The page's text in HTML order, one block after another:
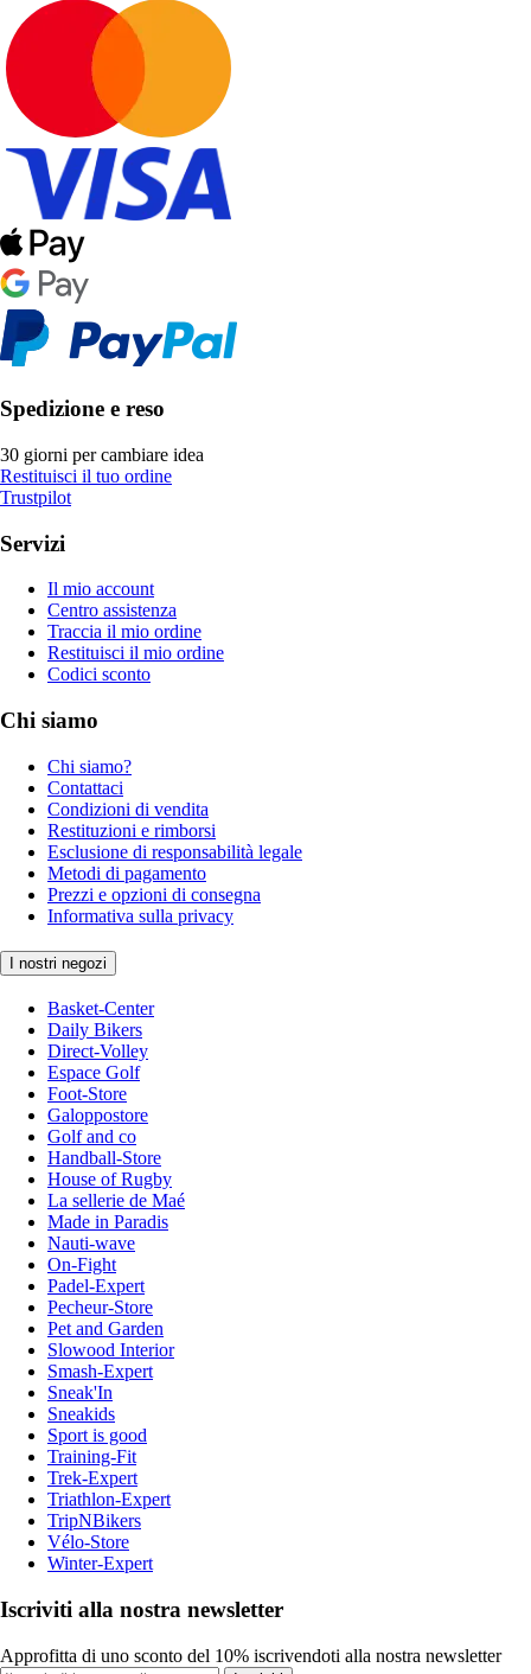
Spedizione e reso
30 giorni per cambiare idea
Restituisci il tuo ordine
Trustpilot
Servizi
Il mio account
Centro assistenza
Traccia il mio ordine
Restituisci il mio ordine
Codici sconto
Chi siamo
Chi siamo?
Contattaci
Condizioni di vendita
Restituzioni e rimborsi
Esclusione di responsabilità legale
Metodi di pagamento
Prezzi e opzioni di consegna
Informativa sulla privacy
I nostri negozi
Basket-Center
Daily Bikers
Direct-Volley
Espace Golf
Foot-Store
Galoppostore
Golf and co
Handball-Store
House of Rugby
La sellerie de Maé
Made in Paradis
Nauti-wave
On-Fight
Padel-Expert
Pecheur-Store
Pet and Garden
Slowood Interior
Smash-Expert
Sneak'In
Sneakids
Sport is good
Training-Fit
Trek-Expert
Triathlon-Expert
TripNBikers
Vélo-Store
Winter-Expert
Iscriviti alla nostra newsletter
Approfitta di uno sconto del 10% iscrivendoti alla nostra newsletter